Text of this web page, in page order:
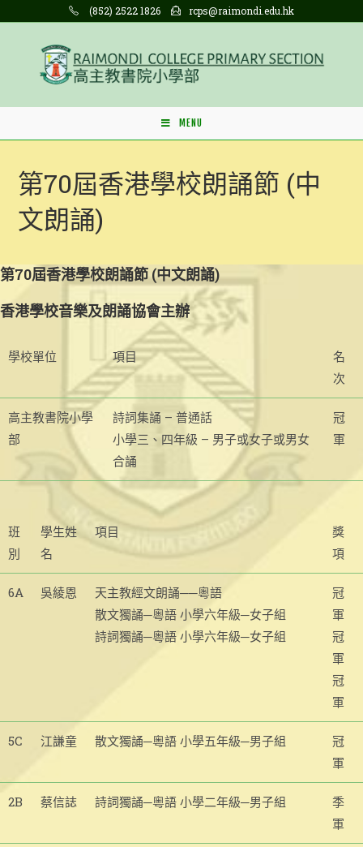
content
(852) 2522 1826 rcps@raimondi.edu.hk
MENU
第70屆香港學校朗誦節 (中
文朗誦)
第70屆香港學校朗誦節 (中文朗誦)
香港學校音樂及朗誦協會主辦
學校單位 項目
名
次
高主教書院小學
部
詩詞集誦 – 普通話
小學三、四年級 – 男子或女子或男女
合誦
冠
軍
班
別
學生姓
名
項目
獎
項
6A 吳綾恩
天主教經文朗誦──粵語
散文獨誦─粵語 小學六年級─女子組
詩詞獨誦─粵語 小學六年級─女子組
冠
軍
冠
軍
冠
軍
5C 江謙童 散文獨誦─粵語 小學五年級─男子組
冠
軍
2B 蔡信誌 詩詞獨誦─粵語 小學二年級─男子組
季
軍